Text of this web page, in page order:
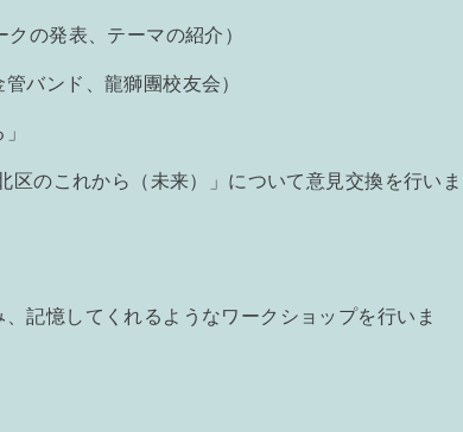
の発表、テーマの紹介）
バンド、龍獅團校友会）
区のこれから（未来）」について意見交換を行いま
記憶してくれるようなワークショップを行いま